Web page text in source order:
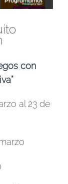
con
al 23 de